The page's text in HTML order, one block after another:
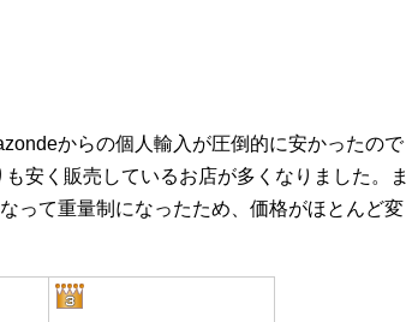
からの個人輸入が圧倒的に安かったので
安く販売しているお店が多くなりました。ま
って重量制になったため、価格がほとんど変